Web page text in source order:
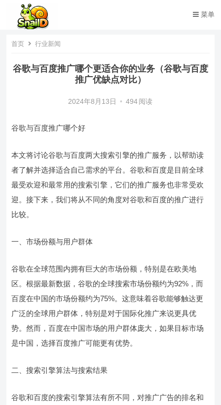
菜单
首页 行业新闻
谷歌与百度推广哪个更适合你的业务（谷歌与百度
推广优缺点对比）
2024年8月13日 • 494 阅读
谷歌与百度推广哪个好
本文将讨论谷歌与百度两大搜索引擎的推广服务，以帮助读
者了解并选择适合自己需求的平台。谷歌和百度是目前全球
最受欢迎和最常用的搜索引擎，它们的推广服务也非常受欢
迎。接下来，我们将从不同的角度对谷歌和百度的推广进行
比较。
一、市场份额与用户群体
谷歌在全球范围内拥有巨大的市场份额，特别是在欧美地
区。根据最新数据，谷歌的全球搜索市场份额约为92%，而
百度在中国的市场份额约为75%。这意味着谷歌能够触达更
广泛的全球用户群体，特别是对于国际化推广来说更具优
势。然而，百度在中国市场的用户群体庞大，如果目标市场
是中国，选择百度推广可能更有优势。
二、搜索引擎算法与搜索结果
谷歌和百度的搜索引擎算法有所不同，对推广广告的排名和